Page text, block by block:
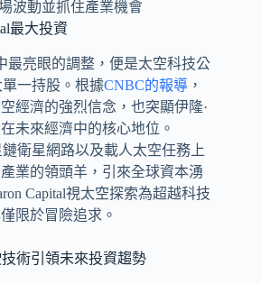
最大投資
最亮眼的調整，便是太空科技公
單一持股。根據CNBC的報導 ，
經濟的強烈信念，也突顯伊隆·
未來經濟中的核心地位。
衛星網路以及載人太空任務上
業的領頭羊，引來全球資本湧
Capital視太空探索為超越科技
限於冒險追求。
術引領未來投資趨勢